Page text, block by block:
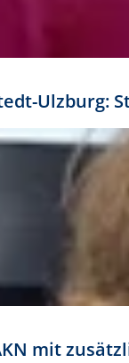
Ulzburg:
mit